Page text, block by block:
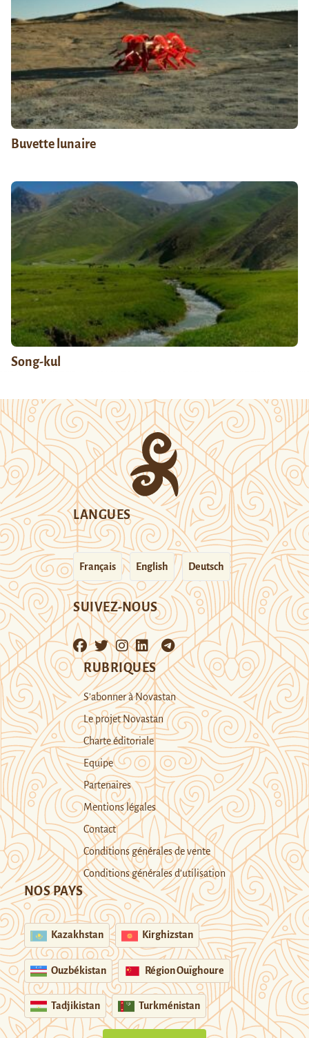
Buvette lunaire
Song-kul
LANGUES
Français English Deutsch
SUIVEZ-NOUS
RUBRIQUES
S’abonner à Novastan
Le projet Novastan
Charte éditoriale
Equipe
Partenaires
Mentions légales
Contact
Conditions générales de vente
Conditions générales d’utilisation
NOS PAYS
Kazakhstan Kirghizstan
Ouzbékistan Région Ouïghoure
Tadjikistan Turkménistan